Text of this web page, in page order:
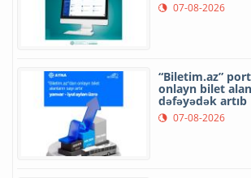
07-08-2026
“Biletim.az”
onlayn bilet
dəfəyədək artıb
07-08-2026